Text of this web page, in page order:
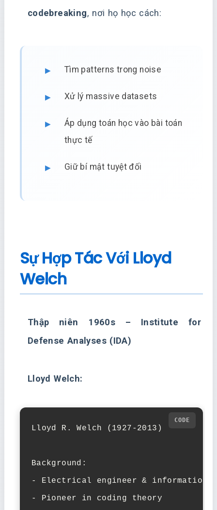
codebreaking, nơi họ học cách:
Tìm patterns trong noise
Xử lý massive datasets
Áp dụng toán học vào bài toán
thực tế
Giữ bí mật tuyệt đối
Sự Hợp Tác Với Lloyd
Welch
Thập niên 1960s – Institute for
Defense Analyses (IDA)
Lloyd Welch:
Lloyd R. Welch (1927-2013)
Background:
- Electrical engineer & information
- Pioneer in coding theory